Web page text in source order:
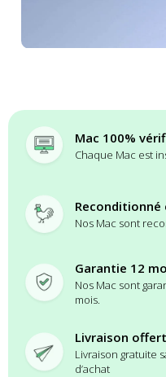
Mac 100%
Chaque Mac est
Reconditionné
Nos Mac sont
Garantie 12
Nos Mac sont
mois.
Livraison
Livraison gratuite
d’achat